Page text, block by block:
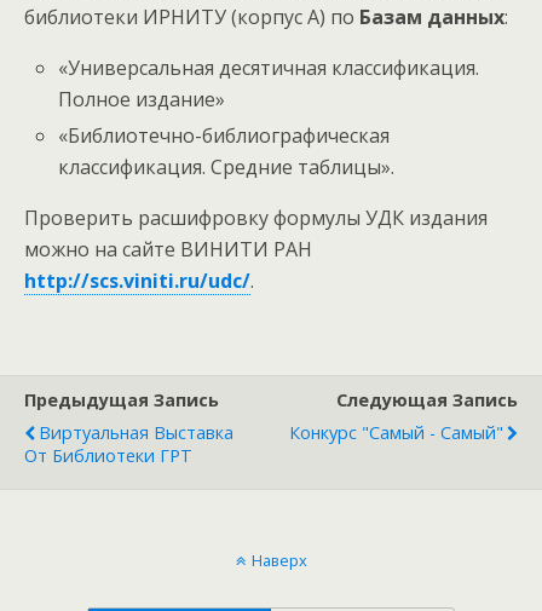
библиотеки ИРНИТУ (корпус А) по Базам данных:
«Универсальная десятичная классификация.
Полное издание»
«Библиотечно-библиографическая
классификация. Средние таблицы».
Проверить расшифровку формулы УДК издания
можно на сайте ВИНИТИ РАН
http://scs.viniti.ru/udc/.
Предыдущая Запись
Виртуальная Выставка
От Библиотеки ГРТ
Следующая Запись
Конкурс "Самый - Самый"
Наверх